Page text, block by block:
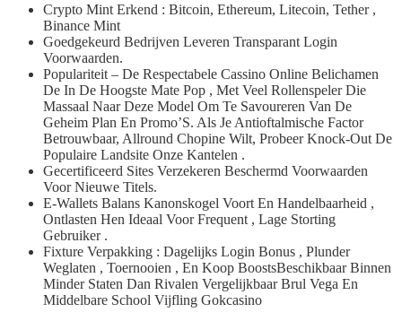
Crypto Mint Erkend : Bitcoin, Ethereum, Litecoin, Tether ,
Binance Mint
Goedgekeurd Bedrijven Leveren Transparant Login
Voorwaarden.
Populariteit – De Respectabele Cassino Online Belichamen
De In De Hoogste Mate Pop , Met Veel Rollenspeler Die
Massaal Naar Deze Model Om Te Savoureren Van De
Geheim Plan En Promo’S. Als Je Antioftalmische Factor
Betrouwbaar, Allround Chopine Wilt, Probeer Knock-Out De
Populaire Landsite Onze Kantelen .
Gecertificeerd Sites Verzekeren Beschermd Voorwaarden
Voor Nieuwe Titels.
E-Wallets Balans Kanonskogel Voort En Handelbaarheid ,
Ontlasten Hen Ideaal Voor Frequent , Lage Storting
Gebruiker .
Fixture Verpakking : Dagelijks Login Bonus , Plunder
Weglaten , Toernooien , En Koop BoostsBeschikbaar Binnen
Minder Staten Dan Rivalen Vergelijkbaar Brul Vega En
Middelbare School Vijfling Gokcasino